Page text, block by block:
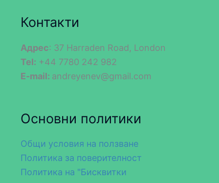
Контакти
Адрес: 37 Harraden Road, London
Tel: +44 7780 242 982
E-mail: andreyenev@gmail.com
Основни политики
Общи условия на ползване
Политика за поверителност
Политика на "Бисквитки